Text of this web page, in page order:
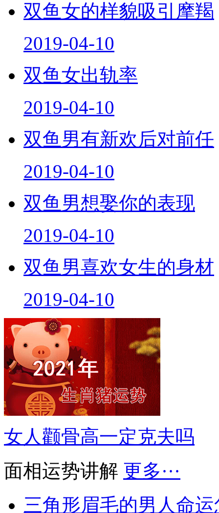
双鱼女的样貌吸引摩羯
2019-04-10
双鱼女出轨率
2019-04-10
双鱼男有新欢后对前任
2019-04-10
双鱼男想娶你的表现
2019-04-10
双鱼男喜欢女生的身材
2019-04-10
女人颧骨高一定克夫吗
面相运势讲解 更多···
三角形眉毛的男人命